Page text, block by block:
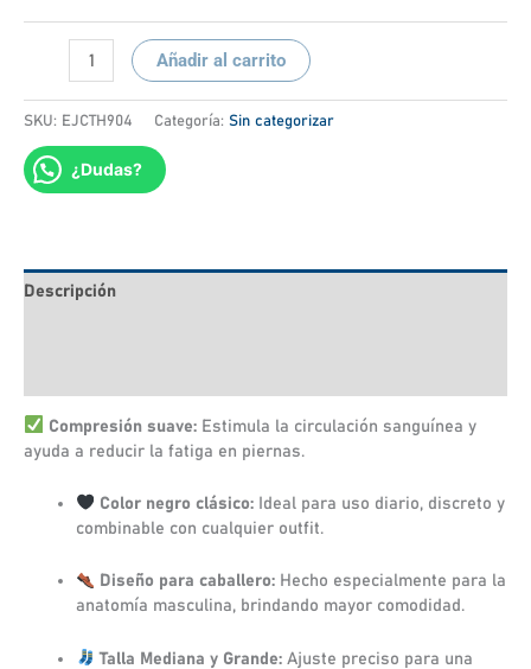
Añadir al carrito
SKU: EJCTH904 Categoría: Sin categorizar
¿Dudas?
Descripción
Compresión suave:Estimula la circulación sanguínea y
ayuda a reducir la fatiga en piernas.
Color negro clásico: Ideal para uso diario, discreto y
combinable con cualquier outfit.
Diseño para caballero: Hecho especialmente para la
anatomía masculina, brindando mayor comodidad.
Talla Mediana y Grande: Ajuste preciso para una